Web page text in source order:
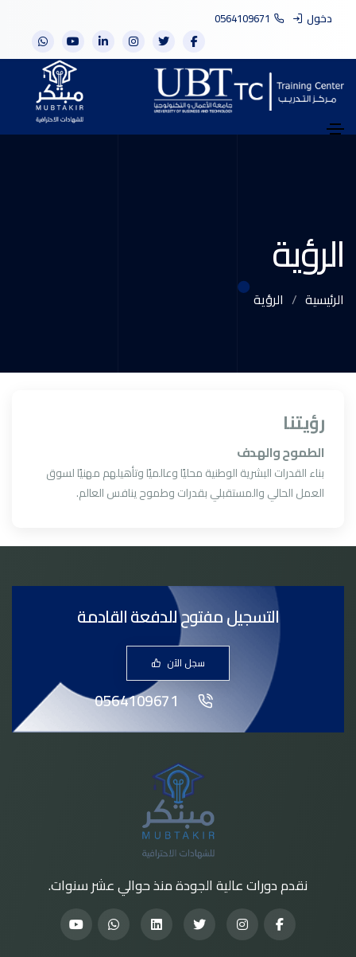
0564109671 دخول
الرؤية
الرئيسية الرؤية
رؤيتنا
الطموح والهدف
بناء القدرات البشرية الوطنية محليًا وعالميًا وتأهيلهم مهنيًا لسوق
العمل الحالي والمستقبلي بقدرات وطموح ينافس العالم.
التسجيل مفتوح للدفعة القادمة
سجل الآن
0564109671
نقدم دورات عالية الجودة منذ حوالي عشر سنوات.